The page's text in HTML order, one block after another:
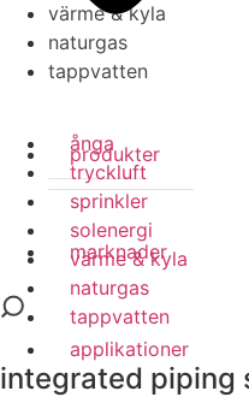
produkter
marknader
applikationer
värme & kyla
naturgas
tappvatten
ånga
tryckluft
sprinkler
solenergi
värme & kyla
naturgas
tappvatten
integrated piping